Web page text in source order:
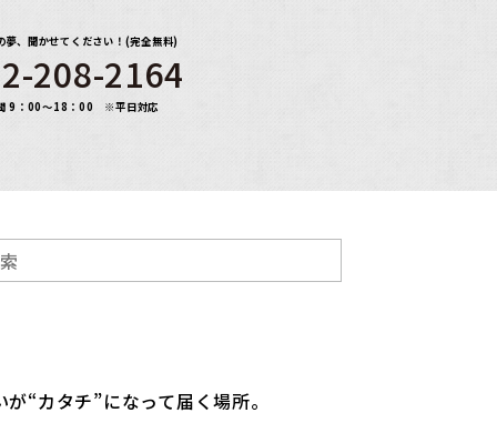
夢、聞かせてください！(完全無料)
208-2164
9：00～18：00 ※平日対応
“カタチ”になって届く場所。